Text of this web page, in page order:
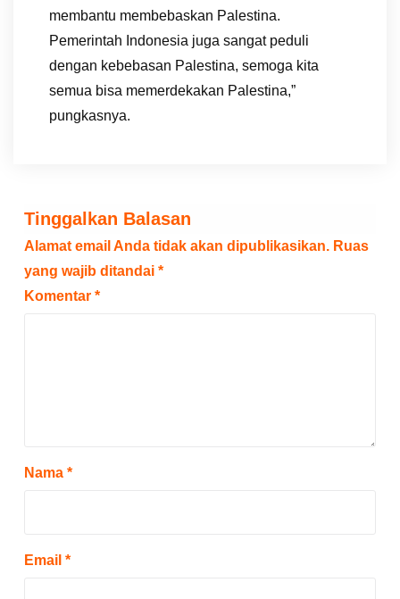
membantu membebaskan Palestina.
Pemerintah Indonesia juga sangat peduli
dengan kebebasan Palestina, semoga kita
semua bisa memerdekakan Palestina,”
pungkasnya.
Tinggalkan Balasan
Alamat email Anda tidak akan dipublikasikan. Ruas
yang wajib ditandai *
Komentar *
Nama *
Email *